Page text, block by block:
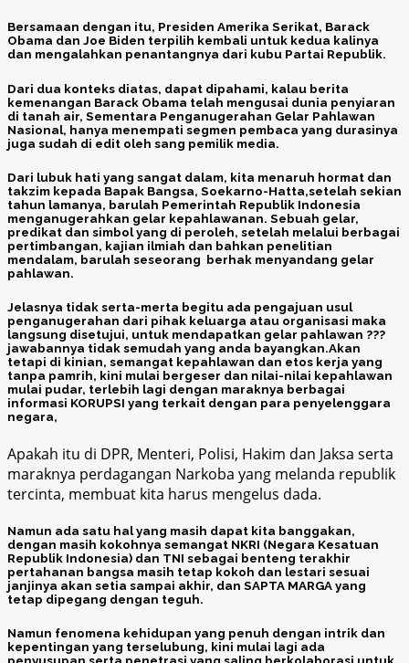
Bersamaan dengan itu, Presiden Amerika Serikat, Barack
Obama dan Joe Biden terpilih kembali untuk kedua kalinya
dan mengalahkan penantangnya dari kubu Partai Republik.
Dari dua konteks diatas, dapat dipahami, kalau berita
kemenangan Barack Obama telah mengusai dunia penyiaran
di tanah air, Sementara Penganugerahan Gelar Pahlawan
Nasional, hanya menempati segmen pembaca yang durasinya
juga sudah di edit oleh sang pemilik media.
Dari lubuk hati yang sangat dalam, kita menaruh hormat dan
takzim kepada Bapak Bangsa, Soekarno-Hatta,setelah sekian
tahun lamanya, barulah Pemerintah Republik Indonesia
menganugerahkan gelar kepahlawanan. Sebuah gelar,
predikat dan simbol yang di peroleh, setelah melalui berbagai
pertimbangan, kajian ilmiah dan bahkan penelitian
mendalam, barulah seseorang berhak menyandang gelar
pahlawan.
Jelasnya tidak serta-merta begitu ada pengajuan usul
penganugerahan dari pihak keluarga atau organisasi maka
langsung disetujui, untuk mendapatkan gelar pahlawan ???
jawabannya tidak semudah yang anda bayangkan.Akan
tetapi di kinian, semangat kepahlawan dan etos kerja yang
tanpa pamrih, kini mulai bergeser dan nilai-nilai kepahlawan
mulai pudar, terlebih lagi dengan maraknya berbagai
informasi KORUPSI yang terkait dengan para penyelenggara
negara,
Apakah itu di DPR, Menteri, Polisi, Hakim dan Jaksa serta
maraknya perdagangan Narkoba yang melanda republik
tercinta, membuat kita harus mengelus dada.
Namun ada satu hal yang masih dapat kita banggakan,
dengan masih kokohnya semangat NKRI (Negara Kesatuan
Republik Indonesia) dan TNI sebagai benteng terakhir
pertahanan bangsa masih tetap kokoh dan lestari sesuai
janjinya akan setia sampai akhir, dan SAPTA MARGA yang
tetap dipegang dengan teguh.
Namun fenomena kehidupan yang penuh dengan intrik dan
kepentingan yang terselubung, kini mulai lagi ada